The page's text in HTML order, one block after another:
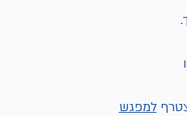
למפגש